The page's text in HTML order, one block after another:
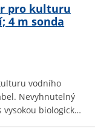
pro kulturu
4 m sonda
vodního
Nevyhnutelný
biologick…